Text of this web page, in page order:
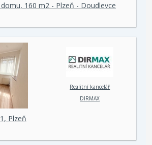
160 m2 - Plzeň - Doudlevce
Realitní kancelář
DIRMAX
Plzeň